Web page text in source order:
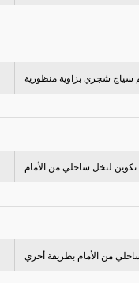
شجري بزاوية منظورية
لنخل ساحلي من الأمام
من الأمام بطريقة أخري